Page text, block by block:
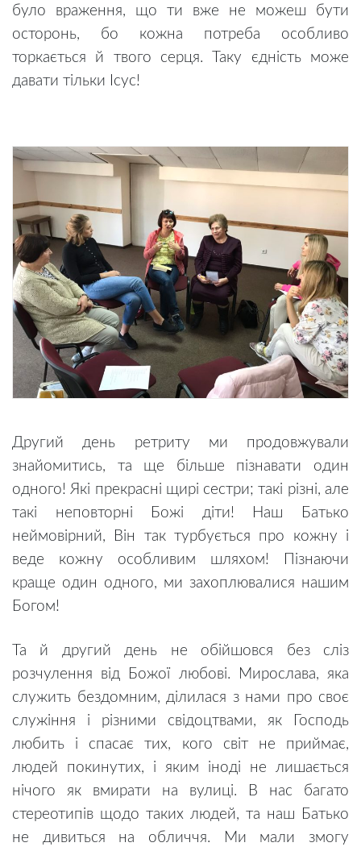
було враження, що ти вже не можеш бути
осторонь, бо кожна потреба особливо
торкається й твого серця. Таку єдність може
давати тільки Ісус!
Другий день ретриту ми продовжували
знайомитись, та ще більше пізнавати один
одного! Які прекрасні щирі сестри; такі різні, але
такі неповторні Божі діти! Наш Батько
неймовірний, Він так турбується про кожну і
веде кожну особливим шляхом! Пізнаючи
краще один одного, ми захоплювалися нашим
Богом!
Та й другий день не обійшовся без сліз
розчулення від Божої любові. Мирослава, яка
служить бездомним, ділилася з нами про своє
служіння і різними свідоцтвами, як Господь
любить і спасає тих, кого світ не приймає,
людей покинутих, і яким іноді не лишається
нічого як вмирати на вулиці. В нас багато
стереотипів щодо таких людей, та наш Батько
не дивиться на обличчя. Ми мали змогу